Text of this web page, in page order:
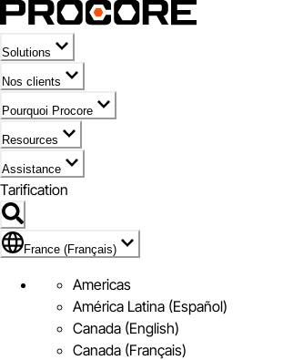
Solutions
Nos clients
Pourquoi Procore
Resources
Assistance
Tarification
Pavillon de France (Français)
France (Français)
Americas
América Latina (Español)
Canada (English)
Canada (Français)